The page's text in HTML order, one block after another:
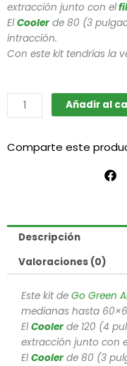
extracción junto con el
ElCoolerde 80 (3
intracción.
Con este kit tendrías la
Cooler
+
cantidad
Añadir al
Comparte este
Descripción
Valoraciones (0)
Este kit de Go Green
medianas hasta
ElCoolerde 120 (4
extracción junto con
ElCoolerde 80 (3